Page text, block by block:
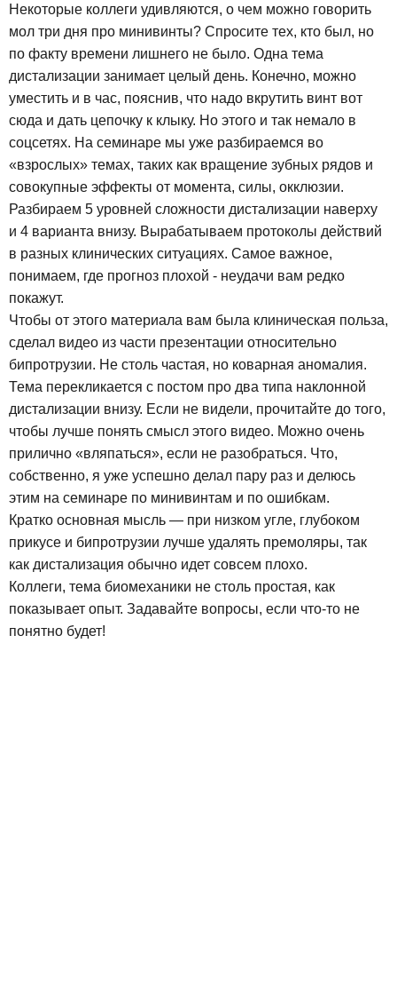
Некоторые коллеги удивляются, о чем можно говорить
мол три дня про минивинты? Спросите тех, кто был, но
по факту времени лишнего не было. Одна тема
дистализации занимает целый день. Конечно, можно
уместить и в час, пояснив, что надо вкрутить винт вот
сюда и дать цепочку к клыку. Но этого и так немало в
соцсетях. На семинаре мы уже разбираемся во
«взрослых» темах, таких как вращение зубных рядов и
совокупные эффекты от момента, силы, окклюзии.
Разбираем 5 уровней сложности дистализации наверху
и 4 варианта внизу. Вырабатываем протоколы действий
в разных клинических ситуациях. Самое важное,
понимаем, где прогноз плохой - неудачи вам редко
покажут.
Чтобы от этого материала вам была клиническая польза,
сделал видео из части презентации относительно
бипротрузии. Не столь частая, но коварная аномалия.
Тема перекликается с постом про два типа наклонной
дистализации внизу. Если не видели, прочитайте до того,
чтобы лучше понять смысл этого видео. Можно очень
прилично «вляпаться», если не разобраться. Что,
собственно, я уже успешно делал пару раз и делюсь
этим на семинаре по минивинтам и по ошибкам.
Кратко основная мысль — при низком угле, глубоком
прикусе и бипротрузии лучше удалять премоляры, так
как дистализация обычно идет совсем плохо.
Коллеги, тема биомеханики не столь простая, как
показывает опыт. Задавайте вопросы, если что-то не
понятно будет!